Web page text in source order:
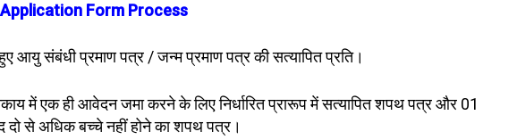
Form Process
आयु संबंधी प्रमाण पत्र / जन्म प्रमाण पत्र की सत्यापित प्रति।
में एक ही आवेदन जमा करने के लिए निर्धारित प्रारूप में सत्यापित शपथ पत्र और 01
दो से अधिक बच्चे नहीं होने का शपथ पत्र।